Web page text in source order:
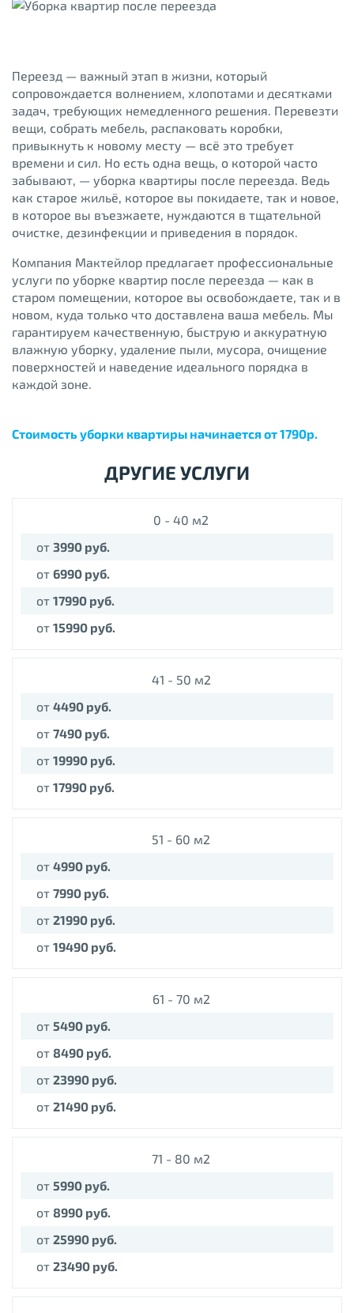
Переезд — важный этап в жизни, который
сопровождается волнением, хлопотами и десятками
задач, требующих немедленного решения. Перевезти
вещи, собрать мебель, распаковать коробки,
привыкнуть к новому месту — всё это требует
времени и сил. Но есть одна вещь, о которой часто
забывают, — уборка квартиры после переезда. Ведь
как старое жильё, которое вы покидаете, так и новое,
в которое вы въезжаете, нуждаются в тщательной
очистке, дезинфекции и приведения в порядок.
Компания Мактейлор предлагает профессиональные
услуги по уборке квартир после переезда — как в
старом помещении, которое вы освобождаете, так и в
новом, куда только что доставлена ваша мебель. Мы
гарантируем качественную, быструю и аккуратную
влажную уборку, удаление пыли, мусора, очищение
поверхностей и наведение идеального порядка в
каждой зоне.
Стоимость уборки квартиры начинается от 1790р.
ДРУГИЕ УСЛУГИ
0 - 40 м2
от 3990 руб.
от 6990 руб.
от 17990 руб.
от 15990 руб.
41 - 50 м2
от 4490 руб.
от 7490 руб.
от 19990 руб.
от 17990 руб.
51 - 60 м2
от 4990 руб.
от 7990 руб.
от 21990 руб.
от 19490 руб.
61 - 70 м2
от 5490 руб.
от 8490 руб.
от 23990 руб.
от 21490 руб.
71 - 80 м2
от 5990 руб.
от 8990 руб.
от 25990 руб.
от 23490 руб.